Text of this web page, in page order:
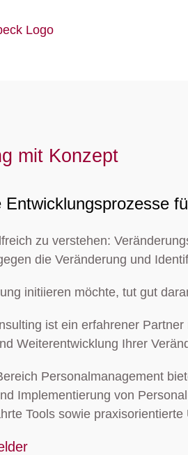
mit Konzept
Entwicklungsprozesse
zu verstehen:
die Veränderung und
initiieren möchte, tut gut
ist ein erfahrener
Weiterentwicklung Ihrer
Personalmanagement
Implementierung von
Tools sowie praxisorientierte